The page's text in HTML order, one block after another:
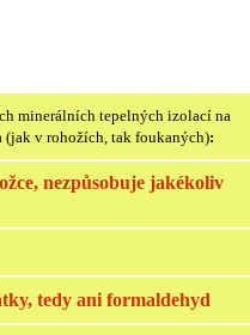
minerálních tepelných izolací na
(jak v rohožích, tak foukaných):
nezpůsobuje jakékoliv
tedy ani formaldehyd